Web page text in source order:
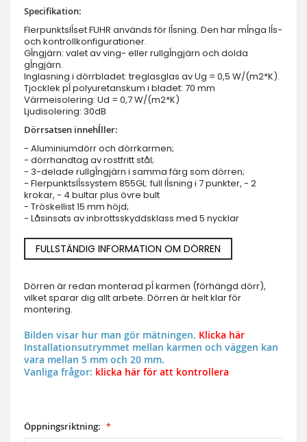
Specifikation:
Flerpunktslĺset FUHR används för lĺsning. Den har mĺnga lĺs-
och kontrollkonfigurationer.
Gĺngjärn: valet av ving- eller rullgĺngjärn och dolda
gĺngjärn.
Inglasning i dörrbladet: treglasglas av Ug = 0,5 W/(m2*K).
Tjocklek pĺ polyuretanskum i bladet: 70 mm
Värmeisolering: Ud = 0,7 W/(m2*K)
Ljudisolering: 30dB
Dörrsatsen innehĺller:
- Aluminiumdörr och dörrkarmen;
- dörrhandtag av rostfritt stål;
- 3-delade rullgĺngjärn i samma färg som dörren;
- Flerpunktslĺssystem 855GL: full lĺsning i 7 punkter, - 2
krokar, - 4 bultar plus övre bult
- Tröskellist 15 mm höjd;
- Låsinsats av inbrottsskyddsklass med 5 nycklar
FULLSTÄNDIG INFORMATION OM DÖRREN
Dörren är redan monterad pĺ karmen (förhängd dörr),
vilket sparar dig allt arbete. Dörren är helt klar för
montering.
Bilden visar hur man gör mätningen. Klicka här
Installationsutrymmet mellan karmen och väggen kan
vara mellan 5 mm och 20 mm.
Vanliga frågor: klicka här för att kontrollera
Öppningsriktning: